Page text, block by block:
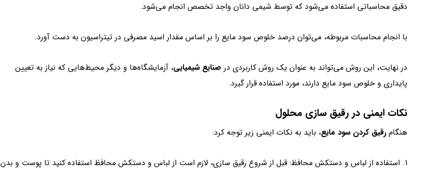
دقیق محاسباتی استفاده می‌شود که توسط شیمی دانان واجد تخصص انجام می‌شود.
با انجام محاسبات مربوطه، می‌توان درصد خلوص سود مایع را بر اساس مقدار اسید مصرفی در تیتراسیون به دست آورد.
در نهایت، این روش می‌تواند به عنوان یک روش کاربردی در صنایع شیمیایی، آزمایشگاه‌ها و دیگر محیط‌هایی که نیاز به تعیین
پایداری و خلوص سود مایع دارند، مورد استفاده قرار گیرد.
نکات ایمنی در رقیق سازی محلول
هنگام رقیق کردن سود مایع، باید به نکات ایمنی زیر توجه کرد:
1. استفاده از لباس و دستکش محافظ: قبل از شروع رقیق سازی، لازم است از لباس و دستکش محافظ استفاده کنید تا پوست و بدن